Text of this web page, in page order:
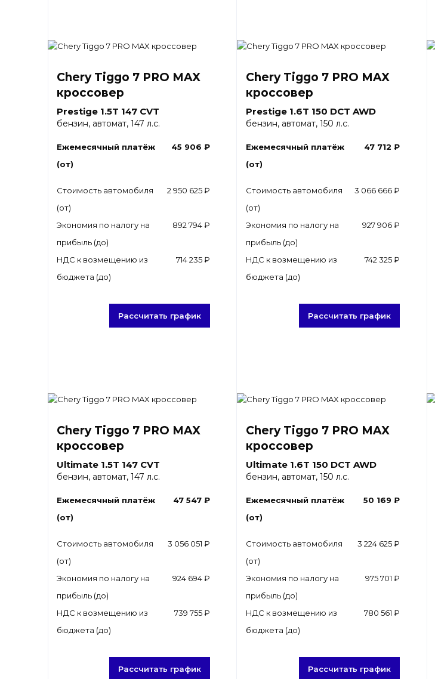
Chery Tiggo 7 PRO MAX
кроссовер
Prestige 1.5T 147 CVT
бензин, автомат, 147 л.с.
Ежемесячный платёж
(от)
45 906 ₽
Стоимость автомобиля
(от)
2 950 625 ₽
Экономия по налогу на
прибыль (до)
892 794 ₽
НДС к возмещению из
бюджета (до)
714 235 ₽
Рассчитать график
Chery Tiggo 7 PRO MAX
кроссовер
Prestige 1.6T 150 DCT AWD
бензин, автомат, 150 л.с.
Ежемесячный платёж
(от)
47 712 ₽
Стоимость автомобиля
(от)
3 066 666 ₽
Экономия по налогу на
прибыль (до)
927 906 ₽
НДС к возмещению из
бюджета (до)
742 325 ₽
Рассчитать график
Chery Tiggo 7 PRO MAX
кроссовер
Ultimate 1.5T 147 CVT
бензин, автомат, 147 л.с.
Ежемесячный платёж
(от)
47 547 ₽
Стоимость автомобиля
(от)
3 056 051 ₽
Экономия по налогу на
прибыль (до)
924 694 ₽
НДС к возмещению из
бюджета (до)
739 755 ₽
Рассчитать график
Chery Tiggo 7 PRO MAX
кроссовер
Ultimate 1.6T 150 DCT AWD
бензин, автомат, 150 л.с.
Ежемесячный платёж
(от)
50 169 ₽
Стоимость автомобиля
(от)
3 224 625 ₽
Экономия по налогу на
прибыль (до)
975 701 ₽
НДС к возмещению из
бюджета (до)
780 561 ₽
Рассчитать график